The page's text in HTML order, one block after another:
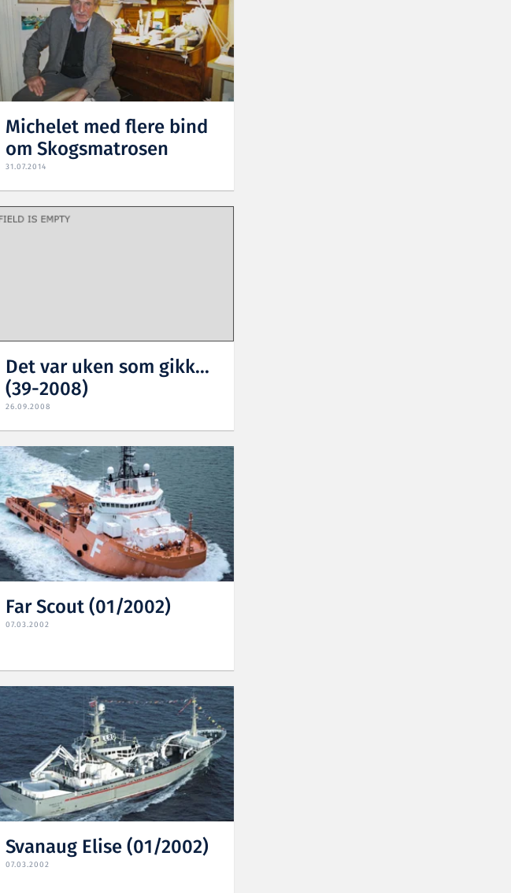
Michelet med flere bind
om Skogsmatrosen
31.07.2014
Det var uken som gikk...
(39-2008)
26.09.2008
Far Scout (01/2002)
07.03.2002
Svanaug Elise (01/2002)
07.03.2002